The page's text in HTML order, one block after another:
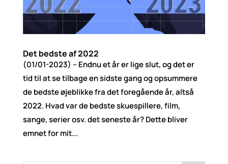
Det bedste af 2022
(01/01-2023) – Endnu et år er lige slut, og det er
tid til at se tilbage en sidste gang og opsummere
de bedste øjeblikke fra det foregående år, altså
2022. Hvad var de bedste skuespillere, film,
sange, serier osv. det seneste år? Dette bliver
emnet for mit...